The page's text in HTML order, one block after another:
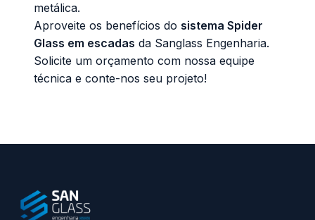
metálica.
Aproveite os benefícios do sistema Spider
Glass em escadas da Sanglass Engenharia.
Solicite um orçamento com nossa equipe
técnica e conte-nos seu projeto!